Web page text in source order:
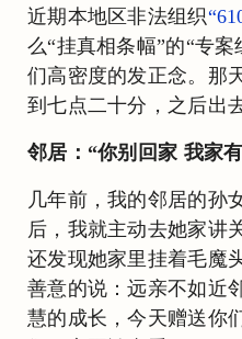
近期本地区非法组织
么“挂真相条幅”的“专案
们高密度的发正念。那
到七点二十分，之后出
邻居：“你别回家 我家
几年前，我的邻居的孙
后，我就主动去她家讲
还发现她家里挂着毛魔
善意的说：远亲不如近
慧的成长，今天赠送你